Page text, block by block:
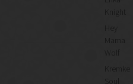
Knight
Mama
Wolf
Kremke